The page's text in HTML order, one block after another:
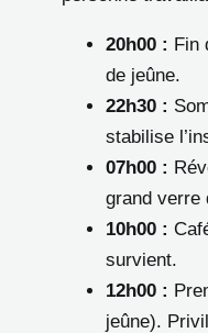
20h00 : Fin
de jeûne.
22h30 :
stabilise
07h00 :
grand verre
10h00 :
survient.
12h00 :
jeûne).